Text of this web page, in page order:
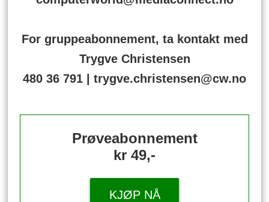
For gruppeabonnement, ta kontakt med
Trygve Christensen
480 36 791 | trygve.christensen@cw.no
Prøveabonnement
kr 49,-
KJØP NÅ